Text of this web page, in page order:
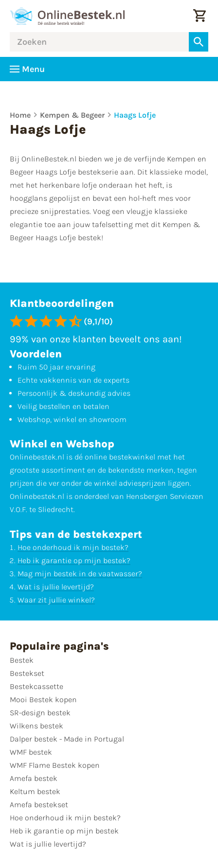
Menu
Home Kempen & Begeer Haags Lofje
Haags Lofje
Bij OnlineBestek.nl bieden we je de verfijnde Kempen en
Begeer Haags Lofje bestekserie aan. Dit klassieke model,
met het herkenbare lofje onderaan het heft, is
hoogglans gepolijst en bevat een hol-heft mes voor
precieze snijprestaties. Voeg een vleugje klassieke
elegantie toe aan jouw tafelsetting met dit Kempen &
Begeer Haags Lofje bestek!
Klantbeoordelingen
(9,1/10)
99% van onze klanten beveelt ons aan!
Voordelen
Ruim 50 jaar ervaring
Echte vakkennis van de experts
Persoonlijk & deskundig advies
Veilig bestellen en betalen
Webshop, winkel en showroom
Winkel en Webshop
Onlinebestek.nl is dé online bestekwinkel met het
grootste assortiment en de bekendste merken, tegen
prijzen die ver onder de winkel adviesprijzen liggen.
Onlinebestek.nl is onderdeel van Hensbergen Serviezen
V.O.F. te Sliedrecht.
Tips van de bestekexpert
Hoe onderhoud ik mijn bestek?
Heb ik garantie op mijn bestek?
Mag mijn bestek in de vaatwasser?
Wat is jullie levertijd?
Waar zit jullie winkel?
Populaire pagina's
Bestek
Bestekset
Bestekcassette
Mooi Bestek kopen
SR-design bestek
Wilkens bestek
Dalper bestek - Made in Portugal
WMF bestek
WMF Flame Bestek kopen
Amefa bestek
Keltum bestek
Amefa bestekset
Hoe onderhoud ik mijn bestek?
Heb ik garantie op mijn bestek
Wat is jullie levertijd?